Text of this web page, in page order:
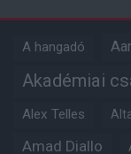
A hangadó
Akadémiai
Alex Telles
Amad Diallo